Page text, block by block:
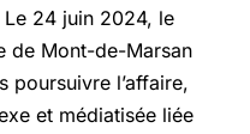
24 juin 2024, le
de Mont-de-Marsan
poursuivre l’affaire,
et médiatisée liée